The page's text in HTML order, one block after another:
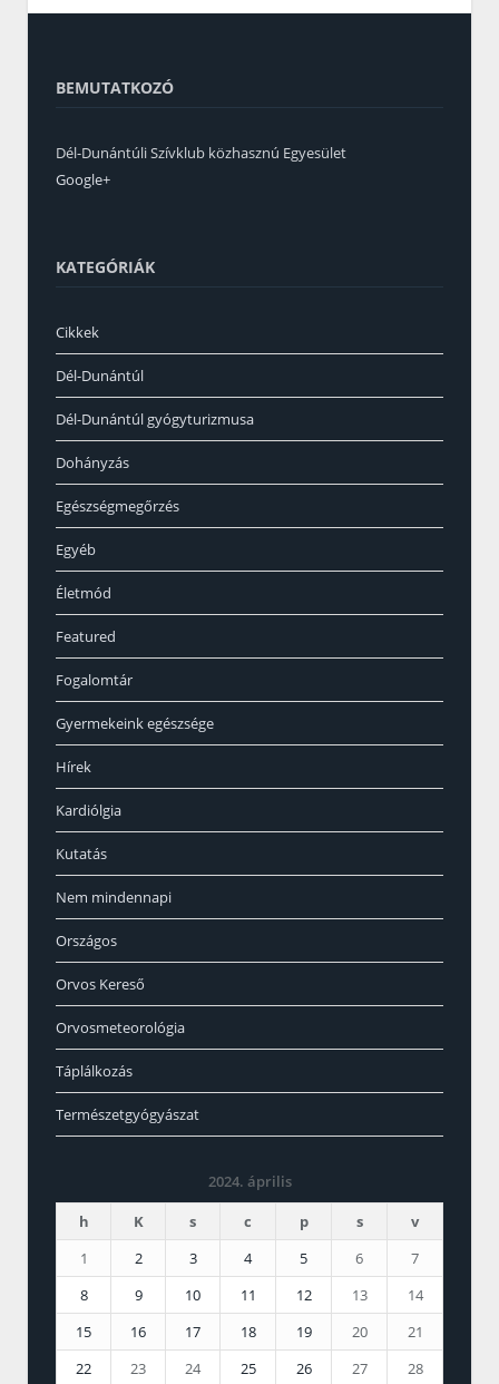
BEMUTATKOZÓ
Dél-Dunántúli Szívklub közhasznú Egyesület
Google+
KATEGÓRIÁK
Cikkek
Dél-Dunántúl
Dél-Dunántúl gyógyturizmusa
Dohányzás
Egészségmegőrzés
Egyéb
Életmód
Featured
Fogalomtár
Gyermekeink egészsége
Hírek
Kardiólgia
Kutatás
Nem mindennapi
Országos
Orvos Kereső
Orvosmeteorológia
Táplálkozás
Természetgyógyászat
2024. április
h
K s c p s
v
1
2 3 4 5 6
7
8
9 10 11 12 13
14
15
16 17 18 19 20
21
22
23 24 25 26 27 28